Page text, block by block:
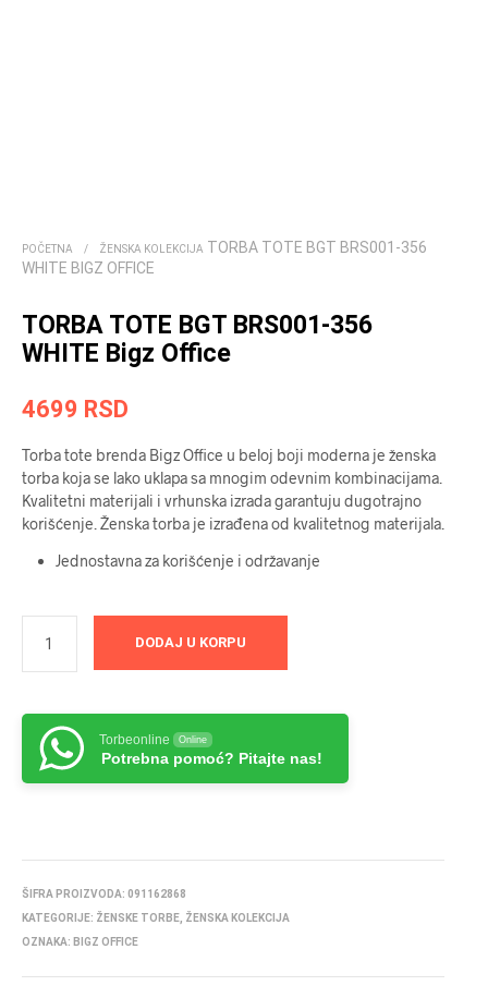
POČETNA / ŽENSKA KOLEKCIJA TORBA TOTE BGT BRS001-356
WHITE BIGZ OFFICE
TORBA TOTE BGT BRS001-356
WHITE Bigz Office
4699 RSD
Torba tote brenda Bigz Office u beloj boji moderna je ženska
torba koja se lako uklapa sa mnogim odevnim kombinacijama.
Kvalitetni materijali i vrhunska izrada garantuju dugotrajno
korišćenje. Ženska torba je izrađena od kvalitetnog materijala.
Jednostavna za korišćenje i održavanje
DODAJ U KORPU
Torbeonline Online
Potrebna pomoć? Pitajte nas!
ŠIFRA PROIZVODA: 091162868
KATEGORIJE: ŽENSKE TORBE ŽENSKA KOLEKCIJA
OZNAKA: BIGZ OFFICE